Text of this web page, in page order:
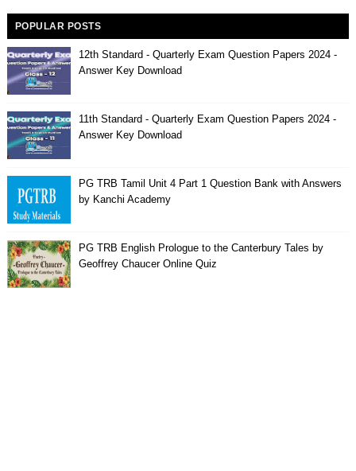
POPULAR POSTS
12th Standard - Quarterly Exam Question Papers 2024 -
Answer Key Download
11th Standard - Quarterly Exam Question Papers 2024 -
Answer Key Download
PG TRB Tamil Unit 4 Part 1 Question Bank with Answers
by Kanchi Academy
PG TRB English Prologue to the Canterbury Tales by
Geoffrey Chaucer Online Quiz